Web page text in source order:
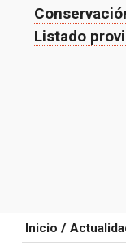
Listado
Tú
Inicio